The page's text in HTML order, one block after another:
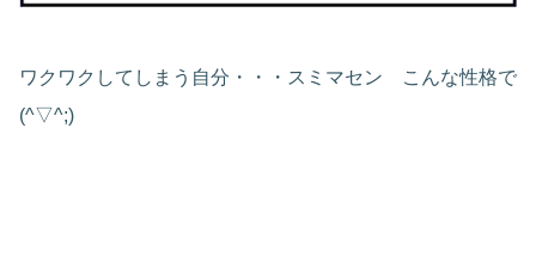
ワクワクしてしまう自分・・・スミマセン こんな性格で
(^▽^;)